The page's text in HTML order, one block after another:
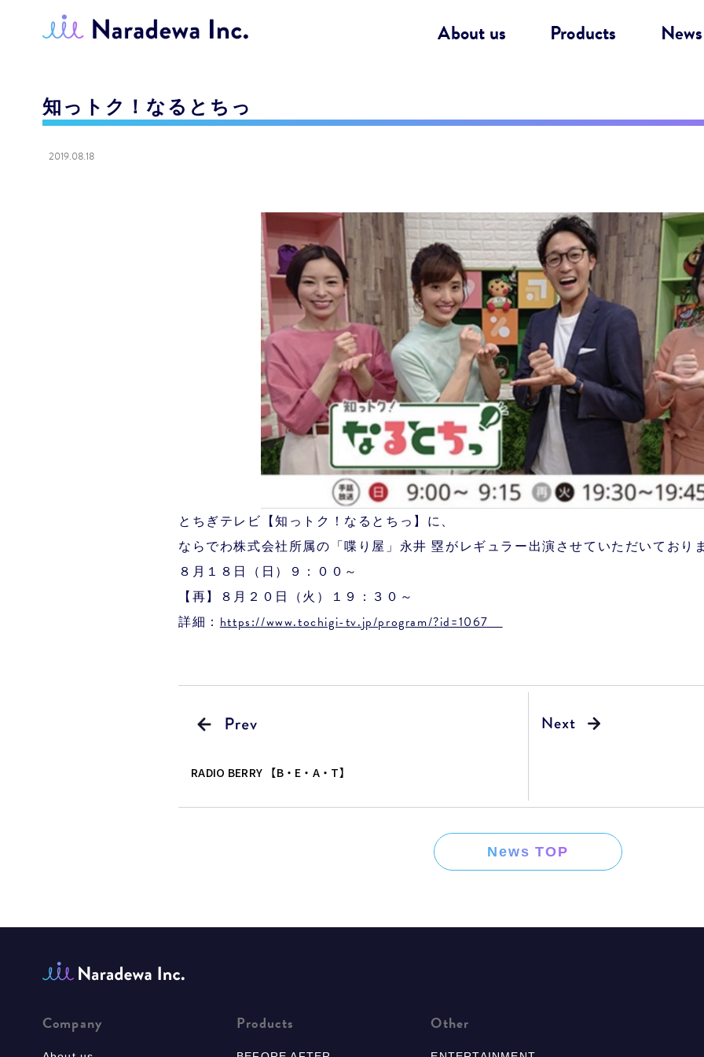
About us Products News
知っトク！なるとちっ
2019.08.18
とちぎテレビ【知っトク！なるとちっ】に、
ならでわ株式会社所属の「喋り屋」永井 塁がレギュラー出演させていただいており
８月１８日（日）９：００～
【再】８月２０日（火）１９：３０～
詳細：https://www.tochigi-tv.jp/program/?id=1067
RADIO BERRY 【B・E・A・T】
News TOP
Company Products Other